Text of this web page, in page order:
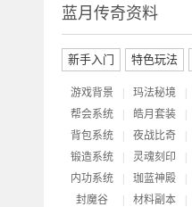
蓝月传奇资料
新手入门 特色玩法
游戏背景 玛法秘境
帮会系统 皓月套装
背包系统 夜战比奇
锻造系统 灵魂刻印
内功系统 珈蓝神殿
封魔谷 材料副本